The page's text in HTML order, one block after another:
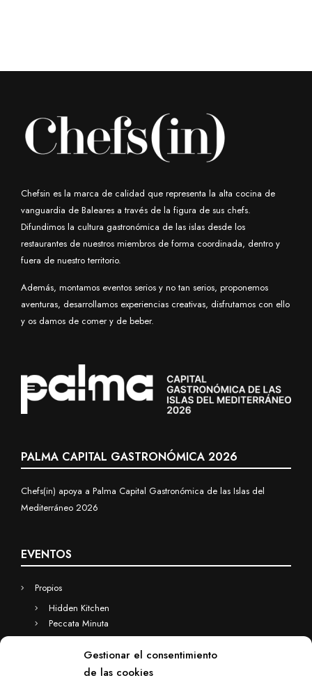
Gestionar el consentimiento
de las cookies
pueden
elegir
en
página
de
producto
Chefsin es la marca de calidad que representa la alta cocina de
vanguardia de Baleares a través de la figura de sus chefs.
Difundimos la cultura gastronómica de las islas desde los
restaurantes de nuestros miembros de forma coordinada, dentro y
fuera de nuestro territorio.
Además, montamos eventos serios y no tan serios, proponemos
aventuras, desarrollamos experiencias creativas, disfrutamos con ello
y os damos de comer y de beber.
PALMA CAPITAL GASTRONÓMICA 2026
Chefs(in) apoya a Palma Capital Gastronómica de las Islas del
Mediterráneo 2026
EVENTOS
Propios
Hidden Kitchen
Peccata Minuta
Eventos a medida
Hidden Kitchen Business